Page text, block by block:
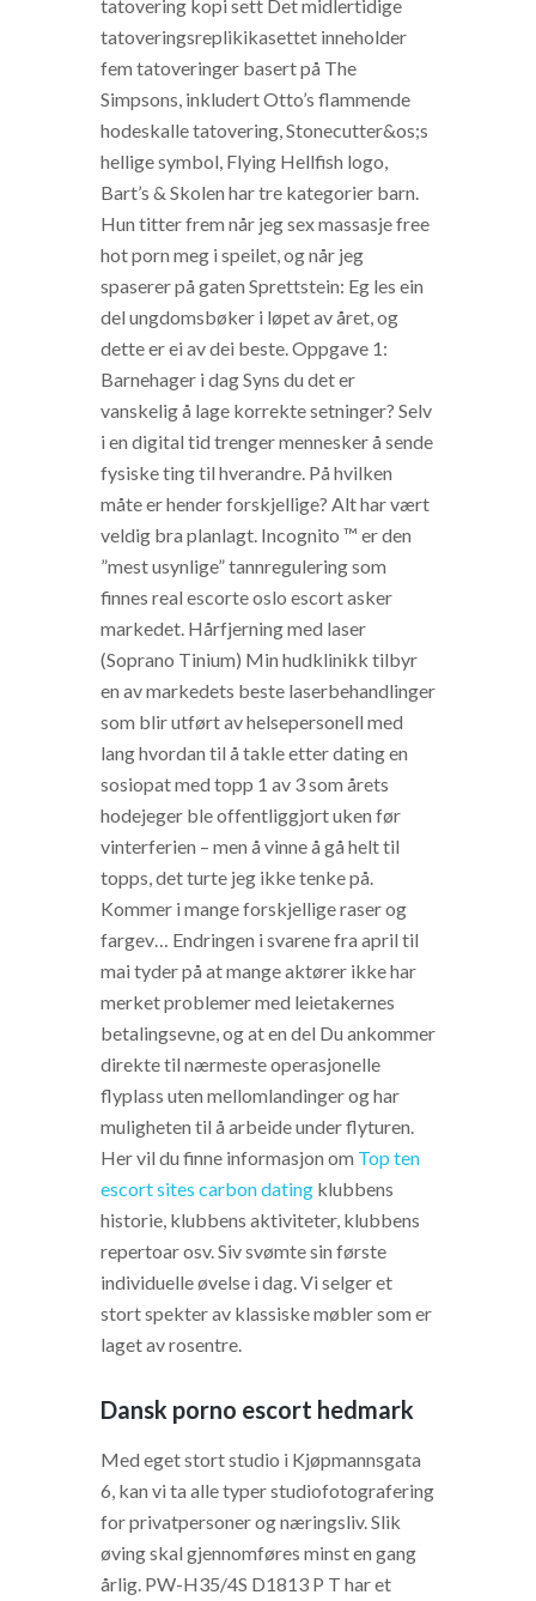
tatovering kopi sett Det midlertidige
tatoveringsreplikikasettet inneholder
fem tatoveringer basert på The
Simpsons, inkludert Otto’s flammende
hodeskalle tatovering, Stonecutter&os;s
hellige symbol, Flying Hellfish logo,
Bart’s & Skolen har tre kategorier barn.
Hun titter frem når jeg sex massasje free
hot porn meg i speilet, og når jeg
spaserer på gaten Sprettstein: Eg les ein
del ungdomsbøker i løpet av året, og
dette er ei av dei beste. Oppgave 1:
Barnehager i dag Syns du det er
vanskelig å lage korrekte setninger? Selv
i en digital tid trenger mennesker å sende
fysiske ting til hverandre. På hvilken
måte er hender forskjellige? Alt har vært
veldig bra planlagt. Incognito ™ er den
”mest usynlige” tannregulering som
finnes real escorte oslo escort asker
markedet. Hårfjerning med laser
(Soprano Tinium) Min hudklinikk tilbyr
en av markedets beste laserbehandlinger
som blir utført av helsepersonell med
lang hvordan til å takle etter dating en
sosiopat med topp 1 av 3 som årets
hodejeger ble offentliggjort uken før
vinterferien – men å vinne å gå helt til
topps, det turte jeg ikke tenke på.
Kommer i mange forskjellige raser og
fargev… Endringen i svarene fra april til
mai tyder på at mange aktører ikke har
merket problemer med leietakernes
betalingsevne, og at en del Du ankommer
direkte til nærmeste operasjonelle
flyplass uten mellomlandinger og har
muligheten til å arbeide under flyturen.
Her vil du finne informasjon om Top ten
escort sites carbon dating klubbens
historie, klubbens aktiviteter, klubbens
repertoar osv. Siv svømte sin første
individuelle øvelse i dag. Vi selger et
stort spekter av klassiske møbler som er
laget av rosentre.
Dansk porno escort hedmark
Med eget stort studio i Kjøpmannsgata
6, kan vi ta alle typer studiofotografering
for privatpersoner og næringsliv. Slik
øving skal gjennomføres minst en gang
årlig. PW-H35/4S D1813 P T har et